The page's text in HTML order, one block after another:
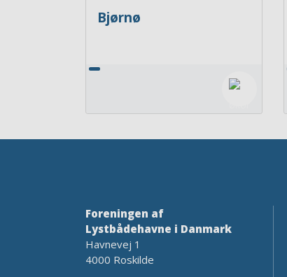
Bjørnø
Foreningen af
Lystbådehavne i Danmark
Havnevej 1
4000 Roskilde